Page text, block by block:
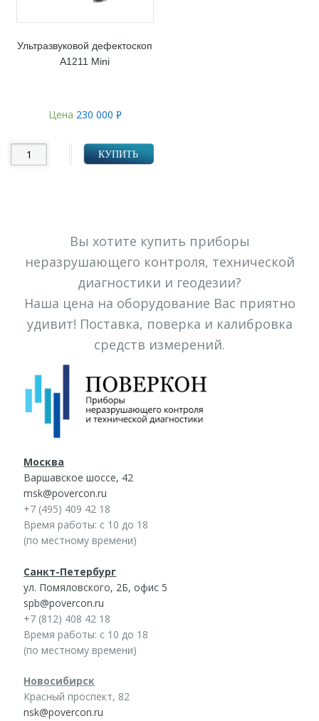
Ультразвуковой дефектоскоп
А1211 Mini
Цена 230 000 Р
КУПИТЬ
Вы хотите купить приборы
неразрушающего контроля, технической
диагностики и геодезии?
Наша цена на оборудование Вас приятно
удивит! Поставка, поверка и калибровка
средств измерений.
Москва
Варшавское шоссе, 42
msk@povercon.ru
+7 (495) 409 42 18
Время работы: с 10 до 18
(по местному времени)
Санкт-Петербург
ул. Помяловского, 2Б, офис 5
spb@povercon.ru
+7 (812) 408 42 18
Время работы: с 10 до 18
(по местному времени)
Новосибирск
Красный проспект, 82
nsk@povercon.ru